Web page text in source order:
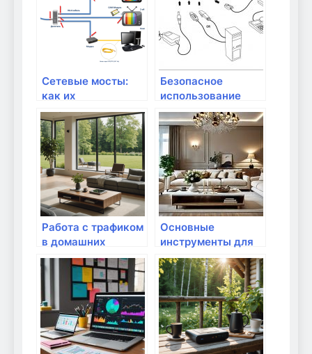
Сетевые мосты:
как их
использовать в
домашних
условиях?
Безопасное
использование
облачных сервисов
и хранение данных
Работа с трафиком
в домашних
условиях
Основные
инструменты для
создания серверов
в домашних
условиях